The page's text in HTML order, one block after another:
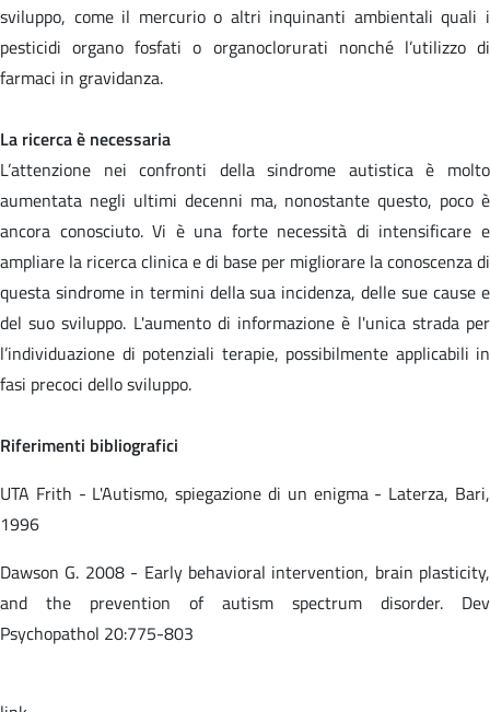
sviluppo, come il mercurio o altri inquinanti ambientali quali i
pesticidi organo fosfati o organoclorurati nonché l’utilizzo di
farmaci in gravidanza.
La ricerca è necessaria
L’attenzione nei confronti della sindrome autistica è molto
aumentata negli ultimi decenni ma, nonostante questo, poco è
ancora conosciuto. Vi è una forte necessità di intensificare e
ampliare la ricerca clinica e di base per migliorare la conoscenza di
questa sindrome in termini della sua incidenza, delle sue cause e
del suo sviluppo. L'aumento di informazione è l'unica strada per
l’individuazione di potenziali terapie, possibilmente applicabili in
fasi precoci dello sviluppo.
Riferimenti bibliografici
UTA Frith - L'Autismo, spiegazione di un enigma - Laterza, Bari,
1996
Dawson G. 2008 - Early behavioral intervention, brain plasticity,
and the prevention of autism spectrum disorder. Dev
Psychopathol 20:775-803